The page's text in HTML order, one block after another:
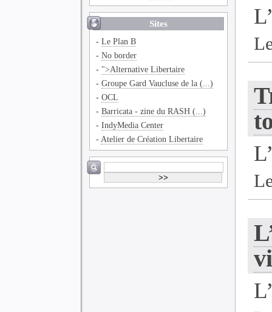
Sites
-Le Plan B
-No border
- ">Alternative Libertaire
-Groupe Gard Vaucluse de la (...)
-OCL
-Barricata - zine du RASH (...)
-IndyMedia Center
- Atelier de Création Libertaire